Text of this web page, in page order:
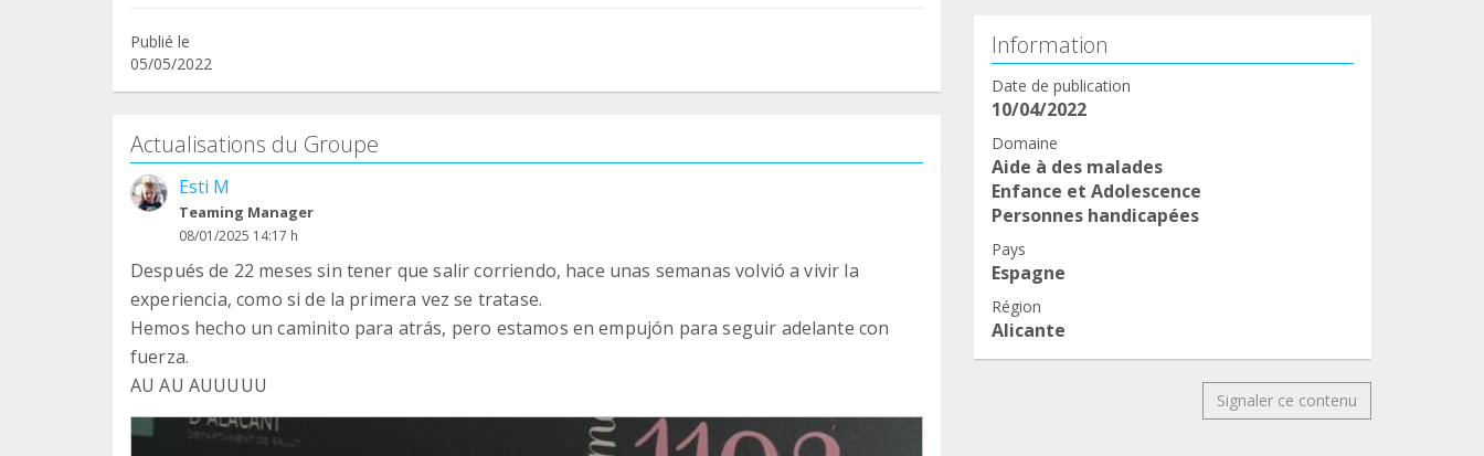
Publié le
05/05/2022
Actualisations du Groupe
Esti M
Teaming Manager
08/01/2025 14:17 h
Después de 22 meses sin tener que salir corriendo, hace unas semanas volvió a vivir la
experiencia, como si de la primera vez se tratase.
Hemos hecho un caminito para atrás, pero estamos en empujón para seguir adelante con
fuerza.
AU AU AUUUUU
Information
Date de publication
10/04/2022
Domaine
Aide à des malades
Enfance et Adolescence
Personnes handicapées
Pays
Espagne
Région
Alicante
Signaler ce contenu